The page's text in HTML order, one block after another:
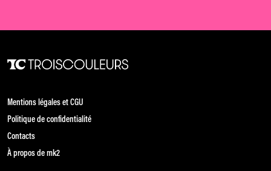
Mentions légales et CGU
Politique de confidentialité
Contacts
À propos de mk2